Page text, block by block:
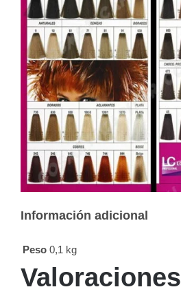
Información adicional
Peso 0,1 kg
Valoraciones